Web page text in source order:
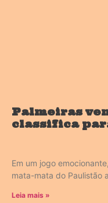
Palmeiras
classifica
Em um jogo
mata-mata do Paulistão
Leia mais »